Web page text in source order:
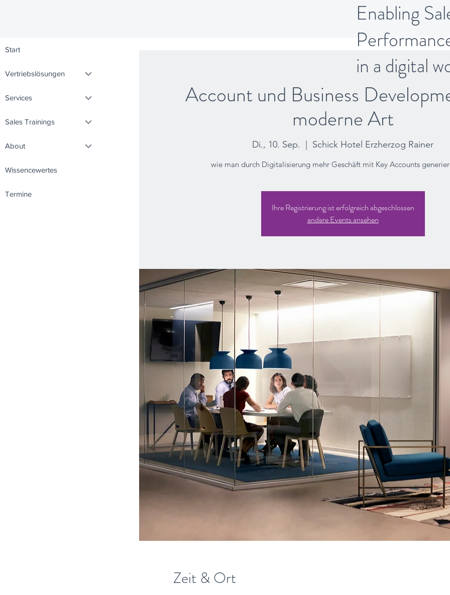
Enabling
in a digital
Start
Vertriebslösungen
Services
Sales Trainings
About
Wissencewertes
Termine
Account und Business
moderne Art
Di., 10. Sep. Schick Hotel Erzherzog Rainer
wie man durch Digitalisierung mehr Geschäft mit Key Accounts
Ihre Registrierung ist erfolgreich abgeschlossen
andere Events ansehen
Zeit & Ort